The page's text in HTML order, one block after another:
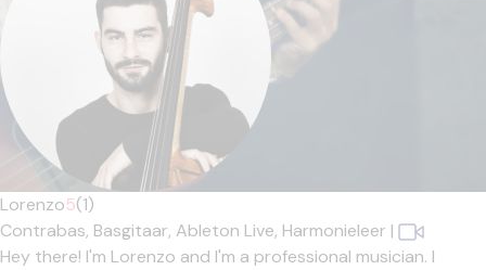
Lorenzo5(1)
Contrabas, Basgitaar, Ableton Live, Harmonieleer |
Hey there! I'm Lorenzo and I'm a professional musician. I